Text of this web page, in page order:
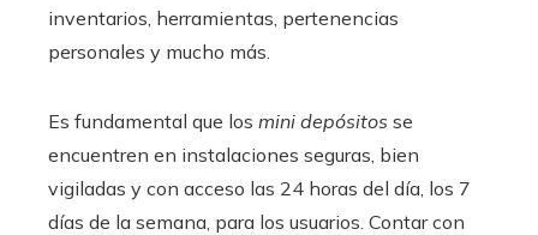
inventarios, herramientas, pertenencias
personales y mucho más.
Es fundamental que los mini depósitos se
encuentren en instalaciones seguras, bien
vigiladas y con acceso las 24 horas del día, los 7
días de la semana, para los usuarios. Contar con